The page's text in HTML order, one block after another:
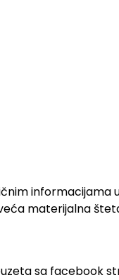
informacijama
materijalna
sa facebook